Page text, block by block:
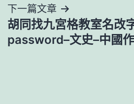
覽
下一篇文章
胡同找九宮格教室名改
password–文史–中國